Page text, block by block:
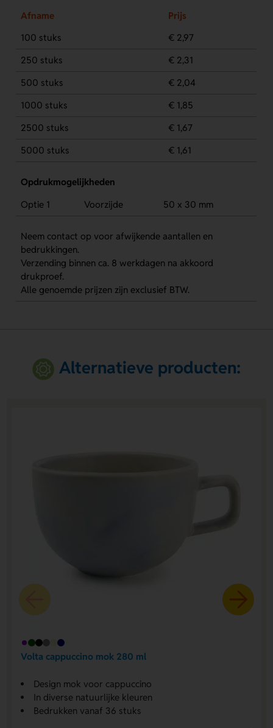
Afname
Prijs
100 stuks
€ 2,97
250 stuks
€ 2,31
500 stuks
€ 2,04
1000 stuks
€ 1,85
2500 stuks
€ 1,67
5000 stuks
€ 1,61
Opdrukmogelijkheden
Optie 1
Voorzijde 50 x 30 mm
Neem contact op voor afwijkende aantallen en
bedrukkingen.
Verzending binnen ca. 8 werkdagen na akkoord
drukproef.
Alle genoemde prijzen zijn exclusief BTW.
Alternatieve producten:
Volta cappuccino mok 280 ml
Design mok voor cappuccino
In diverse natuurlijke kleuren
Bedrukken vanaf 36 stuks